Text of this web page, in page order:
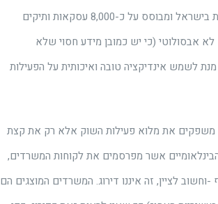
המידע המוצג, המוזן כיום במערכת, מייצג כ-4,000 חברות הפועלות בישראל ומבוסס על כ-8,000 עסקאות ותיקים
המידע הוא לא אבסולוטי (כי יש כמובן מידע חסוי שלא
לשמש אינדיקציה טובה ואיכותית על הפעילות
מתייחסים לשנת 2021 וכאמור, אינם משפקים את מלוא פעילות השוק אלא רק את קצת
הבינלאומיים אשר מפרסמים את לקוחות המשרדים,
לציין, זה איננו דירוג. המשרדים המוצגים הם